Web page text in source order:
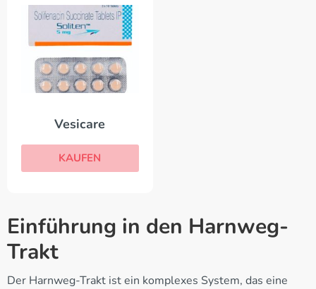
Vesicare
KAUFEN
Einführung in den Harnweg-
Trakt
Der Harnweg-Trakt ist ein komplexes System, das eine